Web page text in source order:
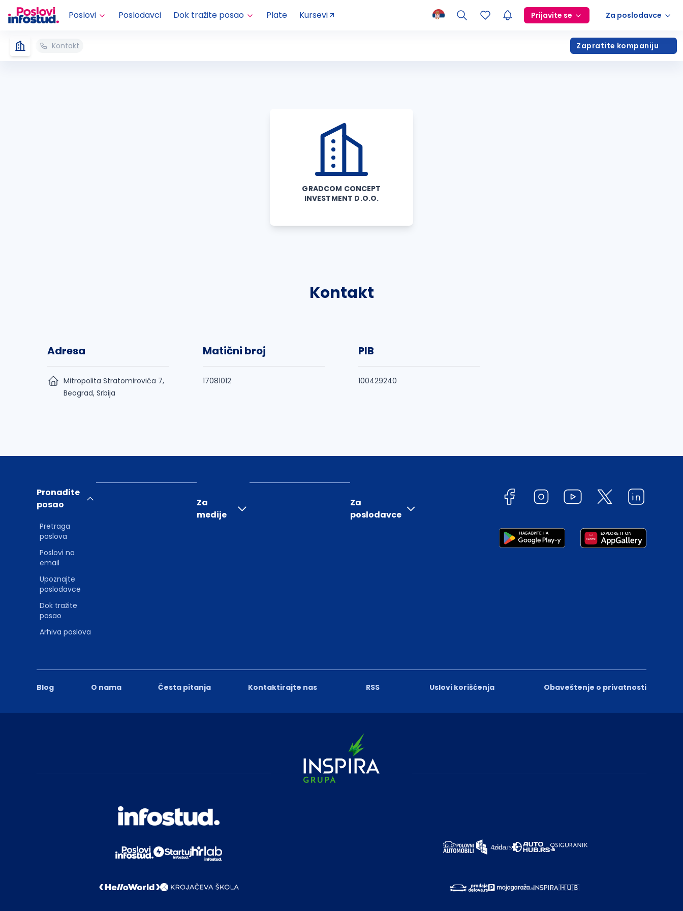
Poslovi Poslodavci Dok tražite posao Plate Kursevi Prijavite se Za poslodavce
Kontakt Zapratite kompaniju
GRADCOM CONCEPT
INVESTMENT D.O.O.
Kontakt
Adresa
Mitropolita Stratomirovića 7,
Beograd, Srbija
Matični broj
17081012
PIB
100429240
Blog O nama Česta pitanja Kontaktirajte nas RSS Uslovi korišćenja Obaveštenje o privatnosti
Pronađite
posao
Pretraga
poslova
Poslovi na
email
Upoznajte
poslodavce
Dok tražite
posao
Arhiva poslova
Za
medije
Za
poslodavce